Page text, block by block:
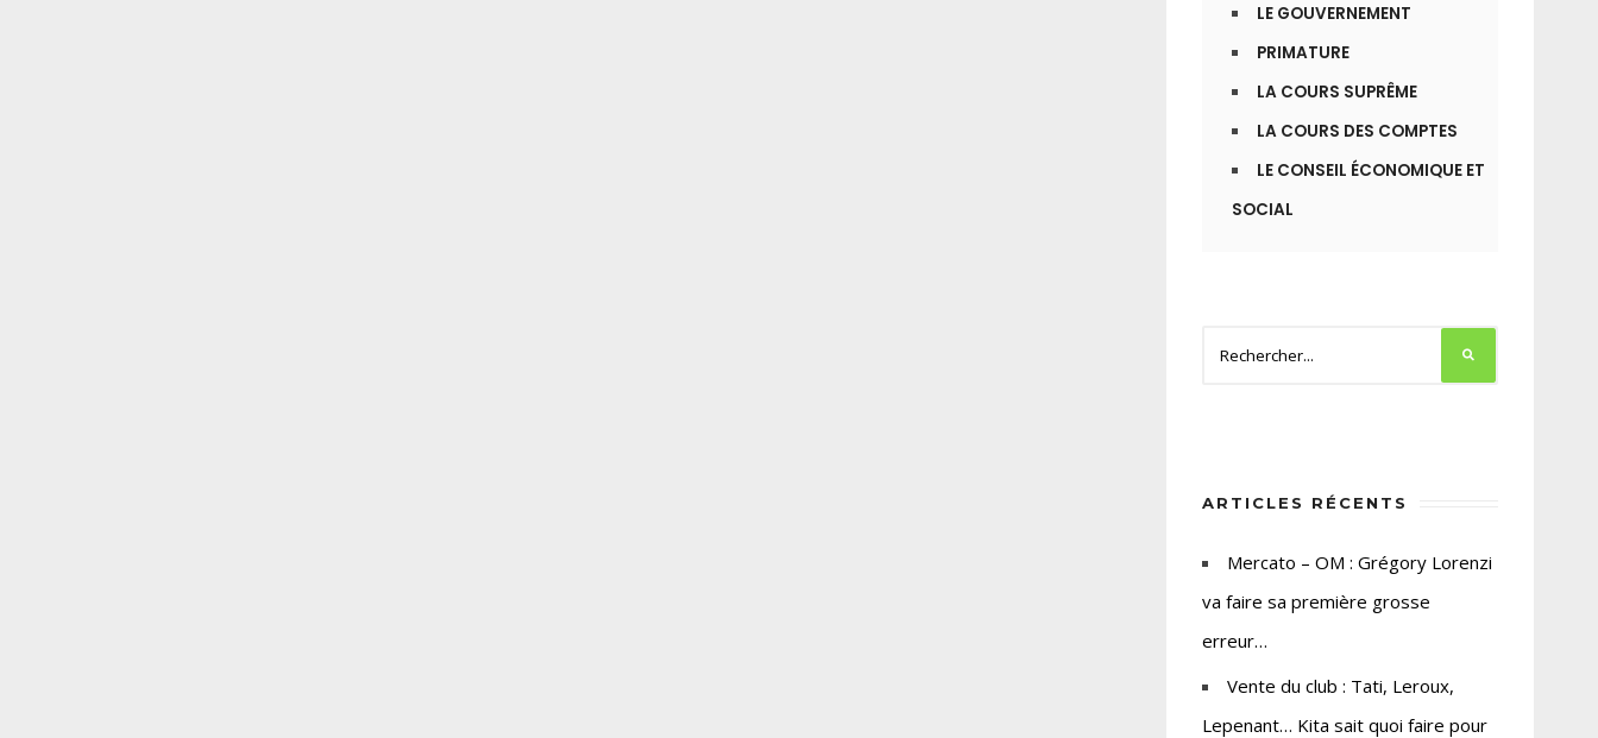
LE GOUVERNEMENT
PRIMATURE
LA COURS SUPRÊME
LA COURS DES COMPTES
LE CONSEIL ÉCONOMIQUE ET
SOCIAL
ARTICLES RÉCENTS
Mercato – OM : Grégory Lorenzi
va faire sa première grosse
erreur…
Vente du club : Tati, Leroux,
Lepenant… Kita sait quoi faire pour